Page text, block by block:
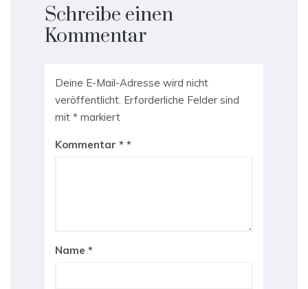
Schreibe einen
Kommentar
Deine E-Mail-Adresse wird nicht
veröffentlicht. Erforderliche Felder sind
mit * markiert
Kommentar *
Name *